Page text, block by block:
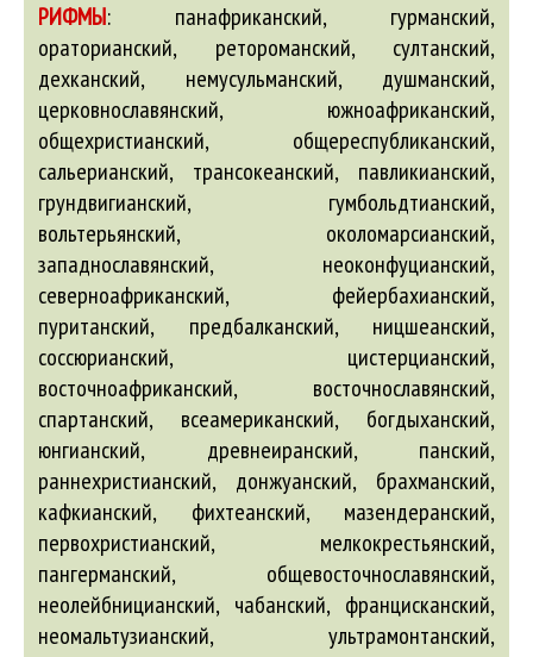
РИФМЫ: панафриканский, гурманский,
ораторианский, ретороманский, султанский,
дехканский, немусульманский, душманский,
церковнославянский, южноафриканский,
общехристианский, общереспубликанский,
сальерианский, трансокеанский, павликианский,
грундвигианский, гумбольдтианский,
вольтерьянский, околомарсианский,
западнославянский, неоконфуцианский,
северноафриканский, фейербахианский,
пуританский, предбалканский, ницшеанский,
соссюрианский, цистерцианский,
восточноафриканский, восточнославянский,
спартанский, всеамериканский, богдыханский,
юнгианский, древнеиранский, панский,
раннехристианский, донжуанский, брахманский,
кафкианский, фихтеанский, мазендеранский,
первохристианский, мелкокрестьянский,
пангерманский, общевосточнославянский,
неолейбницианский, чабанский, францисканский,
неомальтузианский, ультрамонтанский,